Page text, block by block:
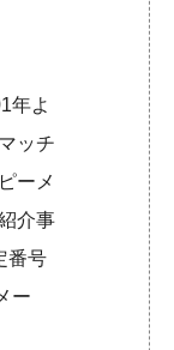
年よ
ッチ
ーメ
介事
番号
ー